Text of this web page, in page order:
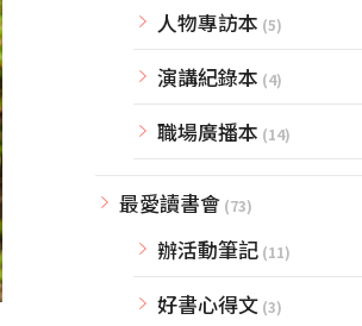
人物專訪本 (5)
演講紀錄本 (4)
職場廣播本 (14)
最愛讀書會 (73)
辦活動筆記 (11)
好書心得文 (3)